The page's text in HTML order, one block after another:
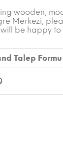
wooden,
Merkezi,
be happy
Talep Formu